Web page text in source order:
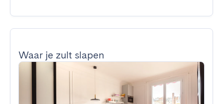
Waar je zult slapen